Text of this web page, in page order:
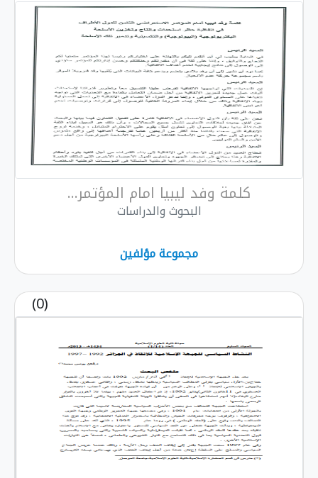
كلمة وفد ليبيا امام المؤتمر...
البحوث والدراسات
مجموعة مؤلفين